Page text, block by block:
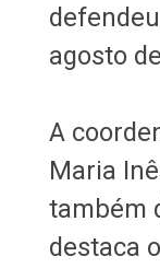
agosto
A
Maria
também
destaca